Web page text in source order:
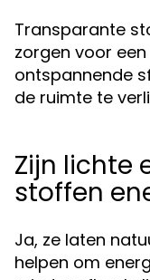
Transparante
zorgen voor
ontspannende
de ruimte te
Zijn lichte
stoffen
Ja, ze laten
helpen om